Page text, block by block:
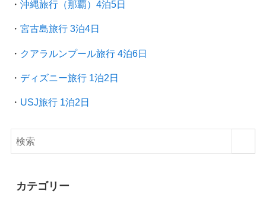
・ 沖縄旅行（那覇）4泊5日
・ 宮古島旅行 3泊4日
・ クアラルンプール旅行 4泊6日
・ ディズニー旅行 1泊2日
・ USJ旅行 1泊2日
カテゴリー